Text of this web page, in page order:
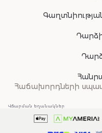
Հաճախորդների
Վճարման եղանակներ